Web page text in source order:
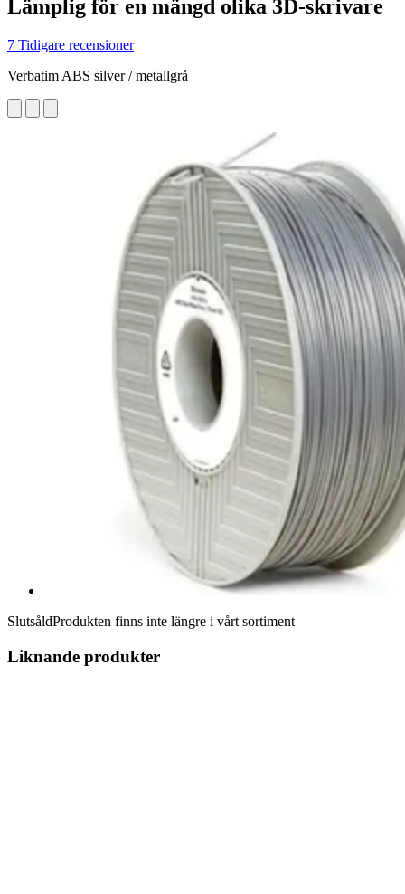
Lämplig för en mängd olika 3D-skrivare
7 Tidigare recensioner
Verbatim ABS silver / metallgrå
SlutsåldProdukten finns inte längre i vårt sortiment
Liknande produkter